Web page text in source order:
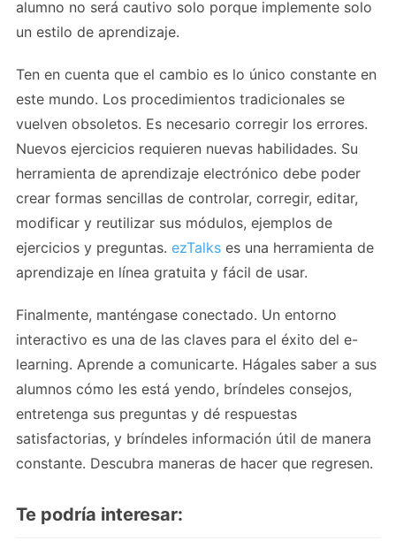
alumno no será cautivo solo porque implemente solo
un estilo de aprendizaje.
Ten en cuenta que el cambio es lo único constante en
este mundo. Los procedimientos tradicionales se
vuelven obsoletos. Es necesario corregir los errores.
Nuevos ejercicios requieren nuevas habilidades. Su
herramienta de aprendizaje electrónico debe poder
crear formas sencillas de controlar, corregir, editar,
modificar y reutilizar sus módulos, ejemplos de
ejercicios y preguntas. ezTalks es una herramienta de
aprendizaje en línea gratuita y fácil de usar.
Finalmente, manténgase conectado. Un entorno
interactivo es una de las claves para el éxito del e-
learning. Aprende a comunicarte. Hágales saber a sus
alumnos cómo les está yendo, bríndeles consejos,
entretenga sus preguntas y dé respuestas
satisfactorias, y bríndeles información útil de manera
constante. Descubra maneras de hacer que regresen.
Te podría interesar: